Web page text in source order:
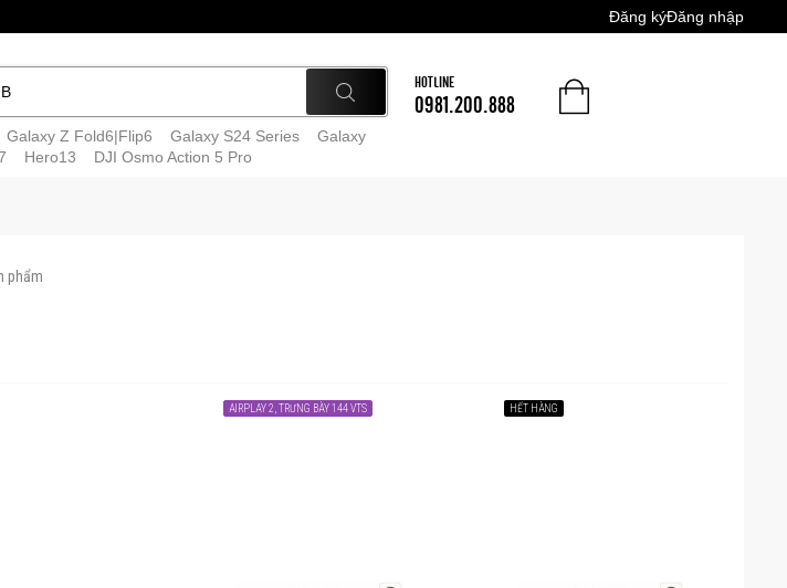
Đăng kýĐăng nhập
Galaxy Z Fold6|Flip6 Galaxy S24 Series
Galaxy
Hero13 DJI Osmo Action 5 Pro
HOTLINE
0981.200.888
phẩm
AIRPLAY 2, TRƯNG BÀY 144 VTS HẾT HÀNG